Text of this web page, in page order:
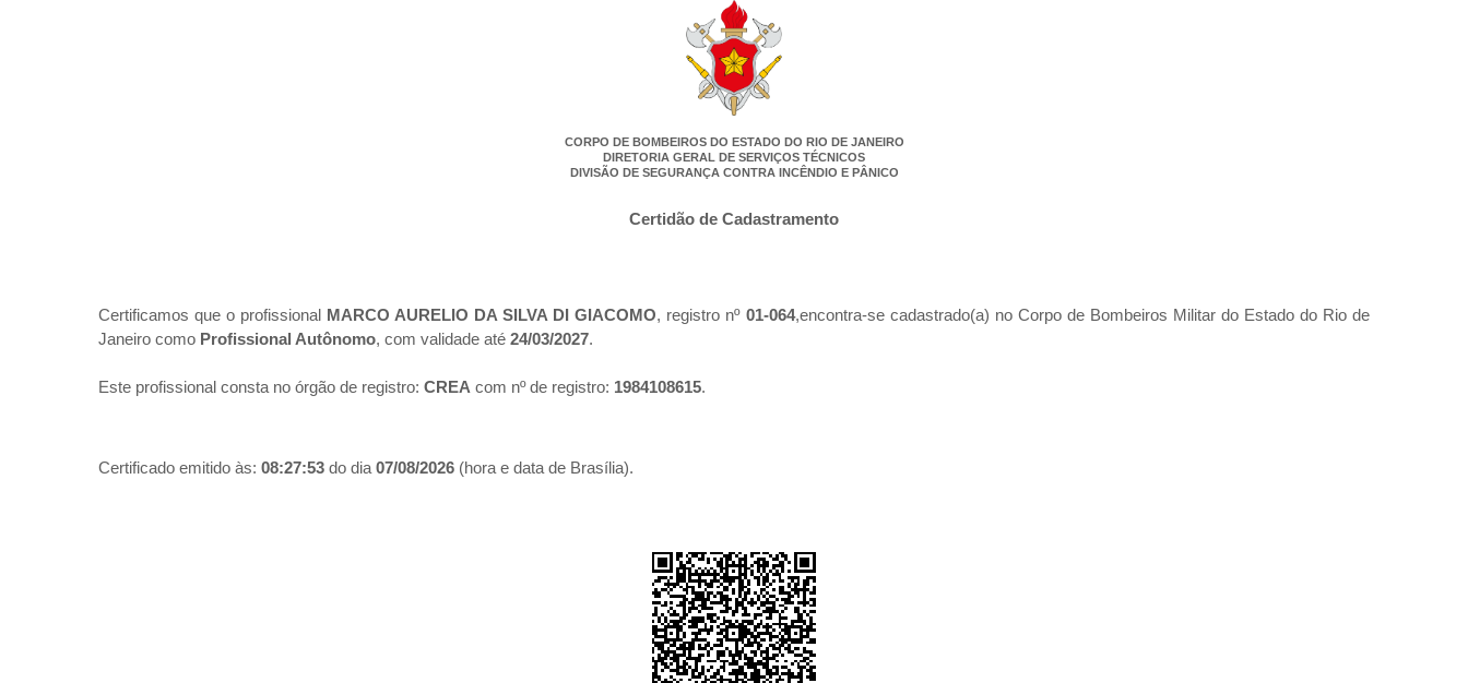
CORPO DE BOMBEIROS DO ESTADO DO RIO DE JANEIRO
DIRETORIA GERAL DE SERVIÇOS TÉCNICOS
DIVISÃO DE SEGURANÇA CONTRA INCÊNDIO E PÂNICO
Certidão de Cadastramento
Certificamos que o profissional MARCO AURELIO DA SILVA DI GIACOMO, registro nº 01-064,encontra-se cadastrado(a) no Corpo de Bombeiros Militar do Estado do Rio de
Janeiro como Profissional Autônomo, com validade até 24/03/2027.
Este profissional consta no órgão de registro: CREA com nº de registro: 1984108615.
Certificado emitido às: 08:27:53 do dia 07/08/2026 (hora e data de Brasília).